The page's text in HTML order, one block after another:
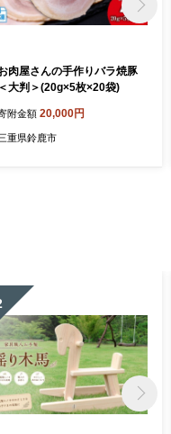
肉屋さんの手作りバラ焼豚
＜大判＞(20g×5枚×20袋)
附金額 20,000円
重県鈴鹿市